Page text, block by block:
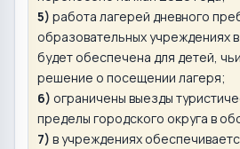
5) работа лагерей дневного
образовательных учреждениях в
будет обеспечена для детей,
решение о посещении лагеря;
6) ограничены выезды
пределы городского округа в
7) в учреждениях